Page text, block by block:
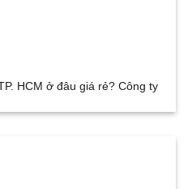
HCM ở đâu giá rẻ? Công ty